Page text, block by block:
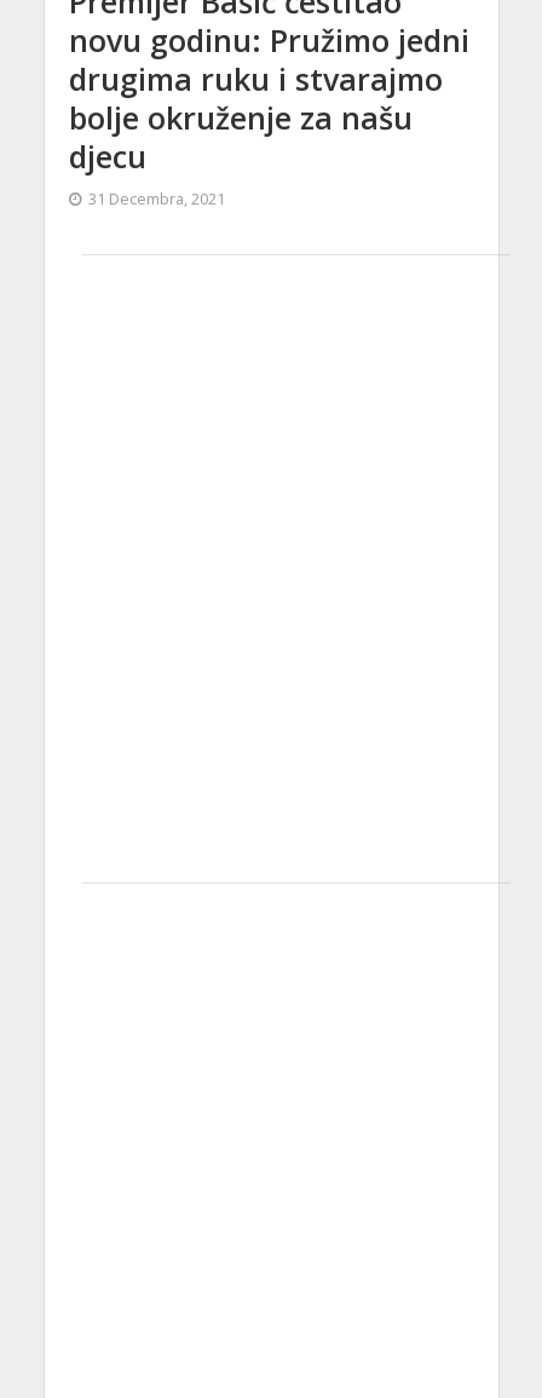
novu godinu: Pružimo jedni
drugima ruku i stvarajmo
bolje okruženje za našu
djecu
31 Decembra, 2021